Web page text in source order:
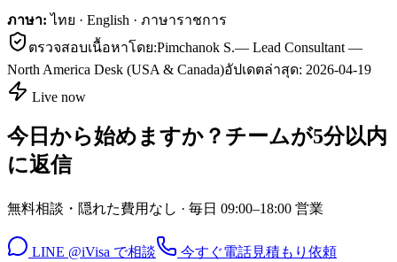
ภาษา: ไทย · English · ภาษาราชการ
ตรวจสอบเนื้อหาโดย:Pimchanok S.— Lead Consultant —
North America Desk (USA & Canada)อัปเดตล่าสุด: 2026-04-19
Live now
今日から始めますか？チームが5分以内
に返信
無料相談・隠れた費用なし · 毎日 09:00–18:00 営業
LINE @iVisa で相談 今すぐ電話見積もり依頼